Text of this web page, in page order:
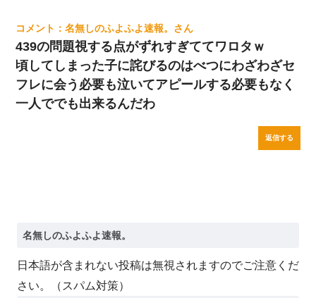
名無しのふよふよ速報。
439の問題視する点がずれすぎててワロタｗ
頃してしまった子に詫びるのはべつにわざわざセ
フレに会う必要も泣いてアピールする必要もなく
一人ででも出来るんだわ
返信する
日本語が含まれない投稿は無視されますのでご注意くだ
さい。（スパム対策）